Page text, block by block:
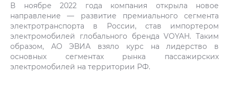
В ноябре 2022 года компания открыла новое
направление — развитие премиального сегмента
электротранспорта в России, став импортером
электромобилей глобального бренда VOYAH. Таким
образом, АО ЭВИА взяло курс на лидерство в
основных сегментах рынка пассажирских
электромобилей на территории РФ.